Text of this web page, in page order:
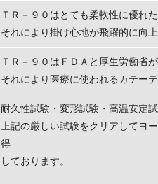
ＴＲ－９０はとても柔軟性に優れた
それにより掛け心地が飛躍的に向上
ＴＲ－９０はＦＤＡと厚生労働省
それにより医療に使われるカテー
耐久性試験・変形試験・高温安定
上記の厳しい試験をクリアしてヨ
得
しております。